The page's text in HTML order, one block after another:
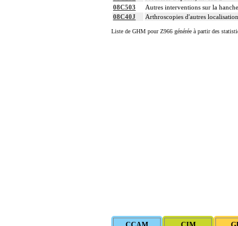
08C503
Autres interventions sur la
08C40J
Arthroscopies d'autres
Liste de GHM pour Z966 générée à partir des